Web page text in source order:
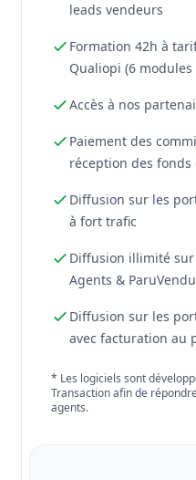
leads vendeurs
Formation 42h à
Qualiopi (6 modules
Accès à nos
Paiement des
réception des
Diffusion sur les
à fort trafic
Diffusion illimité
Agents & ParuVendu
Diffusion sur les
avec facturation au
* Les logiciels sont
Transaction afin de
agents.